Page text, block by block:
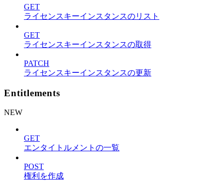
GET
ライセンスキーインスタンスのリスト
GET
ライセンスキーインスタンスの取得
PATCH
ライセンスキーインスタンスの更新
Entitlements
NEW
GET
エンタイトルメントの一覧
POST
権利を作成